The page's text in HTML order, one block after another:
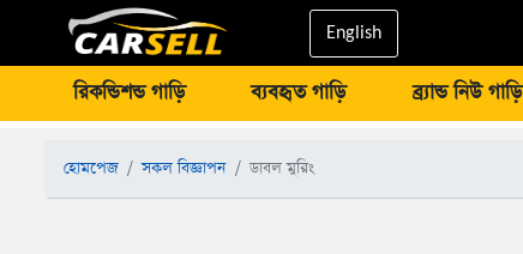
English
রিকন্ডিশন্ড গাড়ি ব্যবহৃত গাড়ি ব্র্যান্ড নিউ গাড়ি
হোমপেজ সকল বিজ্ঞাপন ডাবল মুরিং